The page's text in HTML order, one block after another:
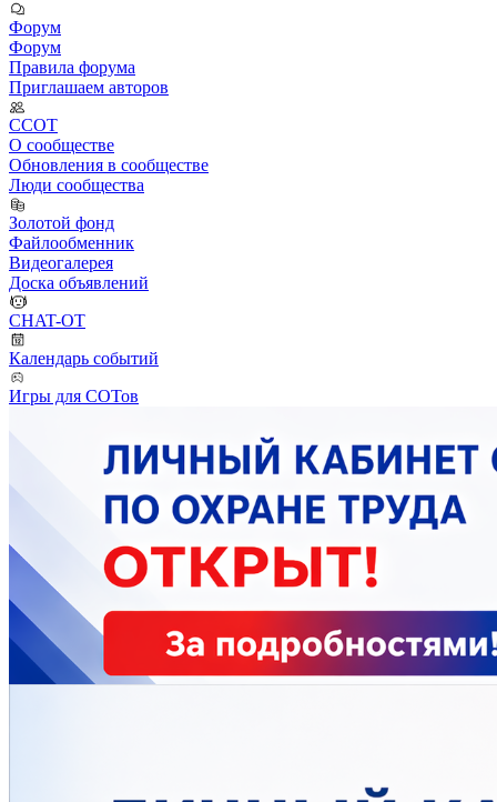
Форум
Форум
Правила форума
Приглашаем авторов
ССОТ
О сообществе
Обновления в сообществе
Люди сообщества
Золотой фонд
Файлообменник
Видеогалерея
Доска объявлений
CHAT-OT
Календарь событий
Игры для СОТов